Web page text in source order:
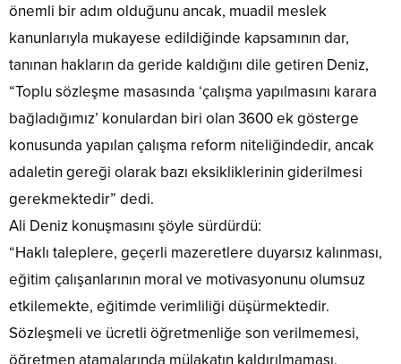
önemli bir adım olduğunu ancak, muadil meslek
kanunlarıyla mukayese edildiğinde kapsamının dar,
tanınan hakların da geride kaldığını dile getiren Deniz,
“Toplu sözleşme masasında ‘çalışma yapılmasını karara
bağladığımız’ konulardan biri olan 3600 ek gösterge
konusunda yapılan çalışma reform niteliğindedir, ancak
adaletin gereği olarak bazı eksikliklerinin giderilmesi
gerekmektedir” dedi.
Ali Deniz konuşmasını şöyle sürdürdü:
“Haklı taleplere, geçerli mazeretlere duyarsız kalınması,
eğitim çalışanlarının moral ve motivasyonunu olumsuz
etkilemekte, eğitimde verimliliği düşürmektedir.
Sözleşmeli ve ücretli öğretmenliğe son verilmemesi,
öğretmen atamalarında mülakatın kaldırılmaması,